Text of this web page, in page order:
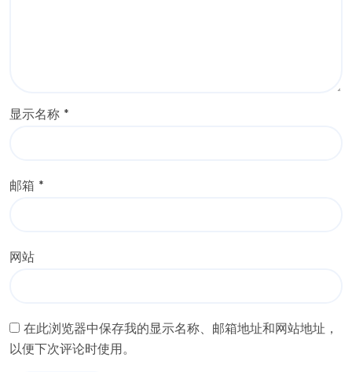
显示名称 *
邮箱 *
网站
在此浏览器中保存我的显示名称、邮箱地址和网站地址，
以便下次评论时使用。